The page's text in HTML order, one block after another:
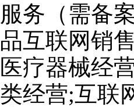
服务（需备
品互联网销
医疗器械经
类经营;互联